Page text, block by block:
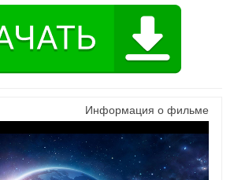
Информация о фильме